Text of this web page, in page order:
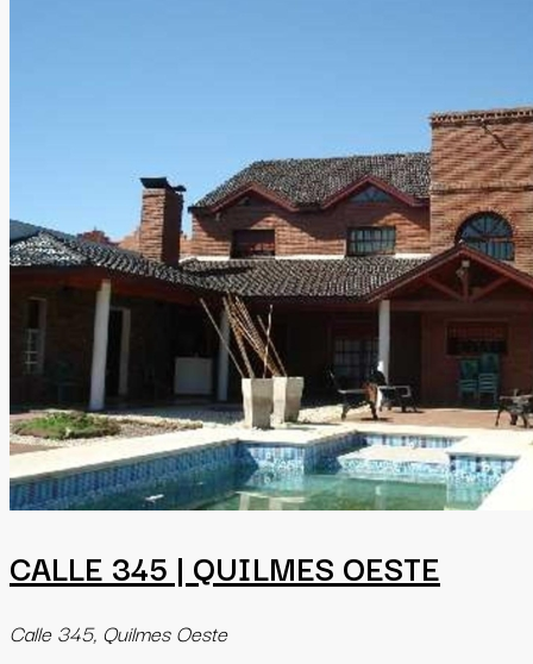
CALLE 345 | QUILMES OESTE
Calle 345, Quilmes Oeste